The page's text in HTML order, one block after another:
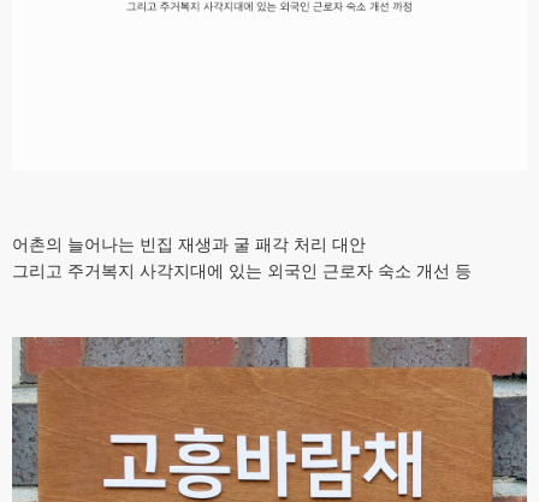
어촌의 늘어나는 빈집 재생과 굴 패각 처리 대안
그리고 주거복지 사각지대에 있는 외국인 근로자 숙소 개선 등